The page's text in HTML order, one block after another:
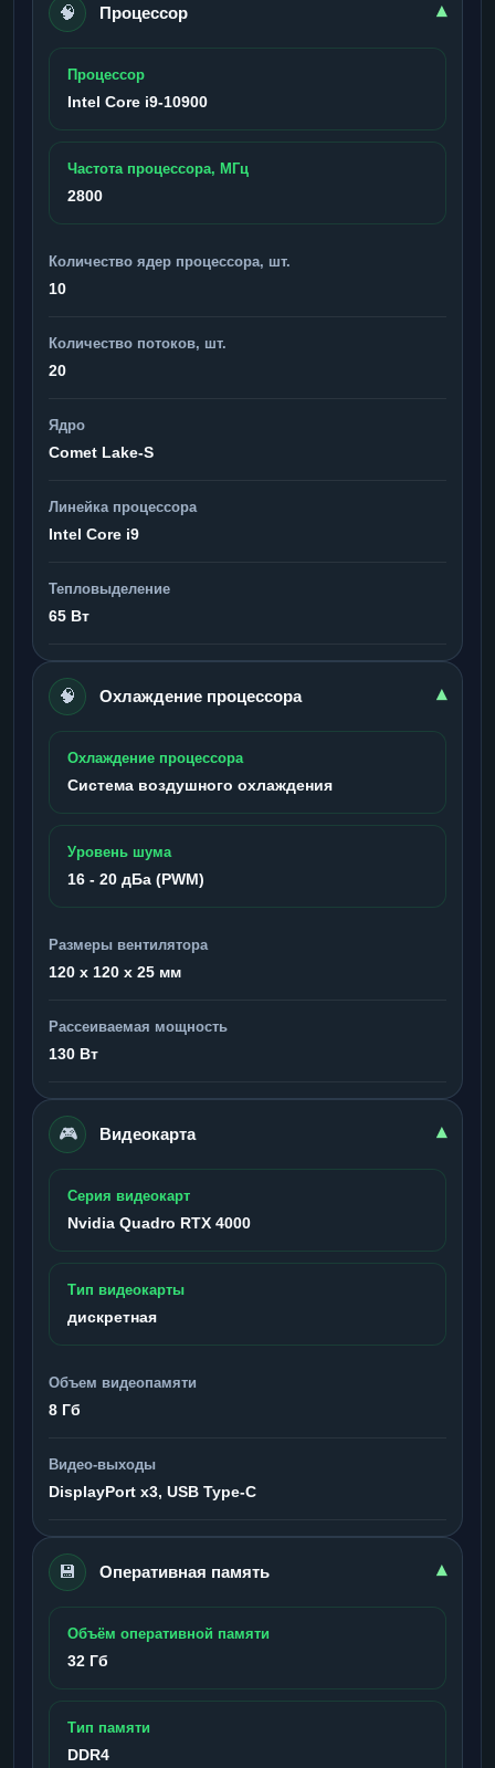
🧠 Процессор ▾
Процессор
Intel Core i9-10900
Частота процессора, МГц
2800
Количество ядер процессора, шт.
10
Количество потоков, шт.
20
Ядро
Comet Lake-S
Линейка процессора
Intel Core i9
Тепловыделение
65 Вт
🧠 Охлаждение процессора ▾
Охлаждение процессора
Система воздушного охлаждения
Уровень шума
16 - 20 дБа (PWM)
Размеры вентилятора
120 x 120 x 25 мм
Рассеиваемая мощность
130 Вт
🎮 Видеокарта ▾
Серия видеокарт
Nvidia Quadro RTX 4000
Тип видеокарты
дискретная
Объем видеопамяти
8 Гб
Видео-выходы
DisplayPort x3, USB Type-C
💾 Оперативная память ▾
Объём оперативной памяти
32 Гб
Тип памяти
DDR4